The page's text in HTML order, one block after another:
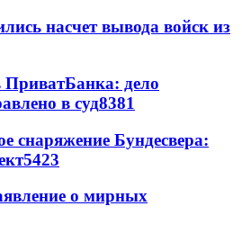
насчет вывода войск из
ПриватБанка: дело
в суд8381
снаряжение Бундесвера:
5423
о мирных